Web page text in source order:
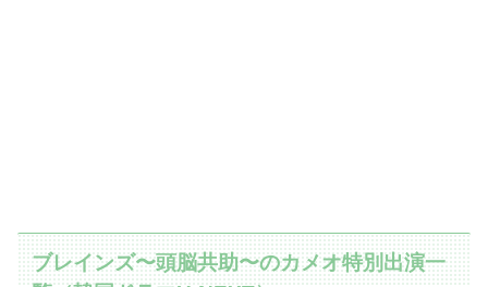
ブレインズ〜頭脳共助〜のカメオ特別出演一